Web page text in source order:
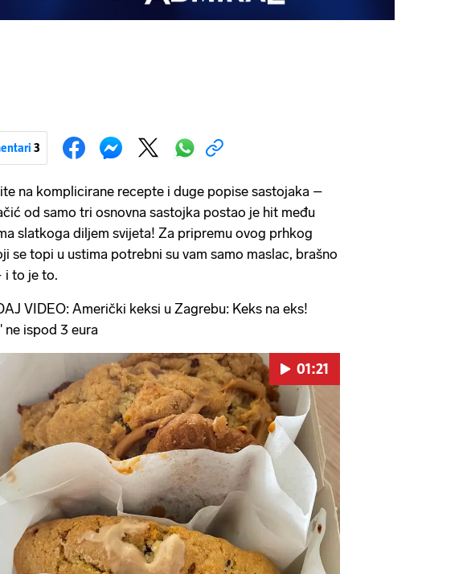
3
na komplicirane recepte i duge popise sastojaka –
od samo tri osnovna sastojka postao je hit među
slatkoga diljem svijeta! Za pripremu ovog prhkog
se topi u ustima potrebni su vam samo maslac, brašno
i to je to.
VIDEO: Američki keksi u Zagrebu: Keks na eks!
ne ispod 3 eura
Pokretanje videa...
01:21